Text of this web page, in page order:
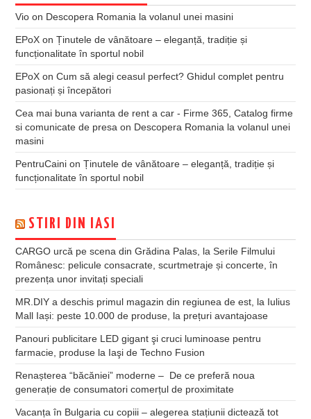
Vio on Descopera Romania la volanul unei masini
EPoX onȚinutele de vânătoare – eleganță, tradiție și
funcționalitate în sportul nobil
EPoX onCum să alegi ceasul perfect? Ghidul complet pentru
pasionați și începători
Cea mai buna varianta de rent a car - Firme 365, Catalog firme
si comunicate de presa on Descopera Romania la volanul unei
masini
PentruCaini onȚinutele de vânătoare – eleganță, tradiție și
funcționalitate în sportul nobil
STIRI DIN IASI
CARGO urcă pe scena din Grădina Palas, la Serile Filmului
Românesc: pelicule consacrate, scurtmetraje și concerte, în
prezența unor invitați speciali
MR.DIY a deschis primul magazin din regiunea de est, la Iulius
Mall Iași: peste 10.000 de produse, la prețuri avantajoase
Panouri publicitare LED gigant şi cruci luminoase pentru
farmacie, produse la Iaşi de Techno Fusion
Renașterea “băcăniei” moderne – De ce preferă noua
generație de consumatori comerțul de proximitate
Vacanța în Bulgaria cu copiii – alegerea stațiunii dictează tot